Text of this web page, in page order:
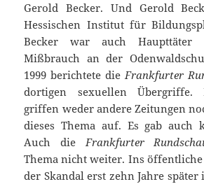
Gerold Becker. Und Gerold
Hessischen Institut für
Becker war auch Haupttäter
Mißbrauch an der
1999 berichtete dieFrankfurter
dortigen sexuellen Übergriffe.
griffen weder andere Zeitungen
dieses Thema auf. Es gab auch
Auch dieFrankfurter
Thema nicht weiter. Ins
der Skandal erst zehn Jahre später